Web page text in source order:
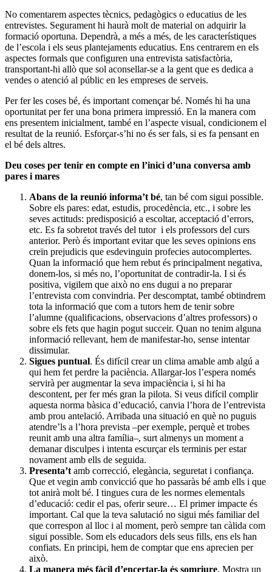
No comentarem aspectes tècnics, pedagògics o educatius de les
entrevistes. Segurament hi haurà molt de material on adquirir la
formació oportuna. Dependrà, a més a més, de les característiques
de l’escola i els seus plantejaments educatius. Ens centrarem en els
aspectes formals que configuren una entrevista satisfactòria,
transportant-hi allò que sol aconsellar-se a la gent que es dedica a
vendes o atenció al públic en les empreses de serveis.
Per fer les coses bé, és important començar bé. Només hi ha una
oportunitat per fer una bona primera impressió. En la manera com
ens presentem inicialment, també en l’aspecte visual, condicionem el
resultat de la reunió. Esforçar-s’hi no és ser fals, si es fa pensant en
el bé dels altres.
Deu coses per tenir en compte en l’inici d’una conversa amb
pares i mares
Abans de la reunió informa’t bé, tan bé com sigui possible.
Sobre els pares: edat, estudis, procedència, etc., i sobre les
seves actituds: predisposició a escoltar, acceptació d’errors,
etc. Es fa sobretot través del tutor i els professors del curs
anterior. Però és important evitar que les seves opinions ens
creïn prejudicis que esdevinguin profecies autocomplertes.
Quan la informació que hem rebut és principalment negativa,
donem-los, si més no, l’oportunitat de contradir-la. I si és
positiva, vigilem que això no ens dugui a no preparar
l’entrevista com convindria. Per descomptat, també obtindrem
tota la informació que com a tutors hem de tenir sobre
l’alumne (qualificacions, observacions d’altres professors) o
sobre els fets que hagin pogut succeir. Quan no tenim alguna
informació rellevant, hem de manifestar-ho, sense intentar
dissimular.
Sigues puntual. És difícil crear un clima amable amb algú a
qui hem fet perdre la paciència. Allargar-los l’espera només
servirà per augmentar la seva impaciència i, si hi ha
descontent, per fer més gran la pilota. Si veus difícil complir
aquesta norma bàsica d’educació, canvia l’hora de l’entrevista
amb prou antelació. Arribada una situació en què no puguis
atendre’ls a l’hora prevista –per exemple, perquè et trobes
reunit amb una altra família–, surt almenys un moment a
demanar disculpes i intenta escurçar els terminis per estar
novament amb ells de seguida.
Presenta’tamb correcció, elegància, seguretat i confiança.
Que et vegin amb convicció que ho passaràs bé amb ells i que
tot anirà molt bé. I tingues cura de les normes elementals
d’educació: cedir el pas, oferir seure… El primer impacte és
important. Cal que la teva salutació no sigui més familiar del
que correspon al lloc i al moment, però sempre tan càlida com
sigui possible. Som els educadors dels seus fills, ens els han
confiats. En principi, hem de comptar que ens aprecien per
això.
La manera més fàcil d’encertar-la és somriure. Mostra un